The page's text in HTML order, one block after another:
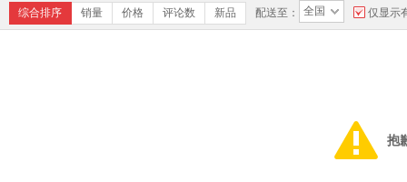
综合排序 销量 价格 评论数 新品 配送至： 全国 仅显示
抱